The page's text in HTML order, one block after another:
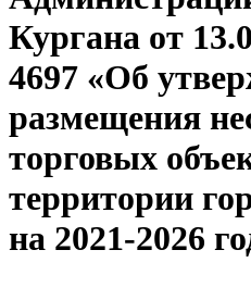
Кургана от
4697 «Об
размещения
торговых
территории
на 2021-2026